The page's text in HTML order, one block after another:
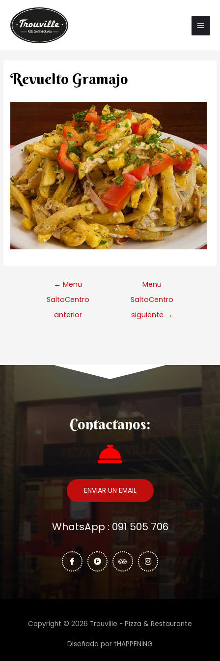
Revuelto Gramajo
← Menu
SaltoCentro
anterior
Menu
SaltoCentro
siguiente →
Contactanos:
ENVIAR UN EMAIL
WhatsApp : 091 505 706
Copyright © 2026 Trouville - Pizza & Restaurante
Diseñado por tHAPPENiNG